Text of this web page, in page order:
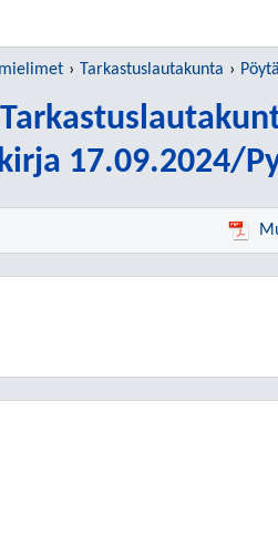
Tarkastuslautakunta
17.09.2024/